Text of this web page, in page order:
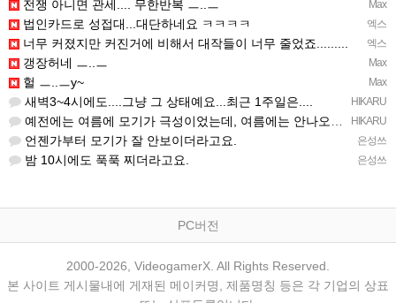
Max
전쟁 아니면 관세.... 무한반복 ㅡ..ㅡ
엑스
법인카드로 성접대...대단하네요 ㅋㅋㅋㅋ
엑스
너무 커졌지만 커진거에 비해서 대작들이 너무 줄었죠.........
Max
갱장허네 ㅡ..ㅡ
Max
헐 ㅡ..ㅡy~
HIKARU
새벽3~4시에도....그냥 그 상태예요...최근 1주일은....
HIKARU
예전에는 여름에 모기가 극성이었는데, 여름에는 안나오는 것 같은.....ㅎ ㅎ)
은성쓰
언젠가부터 모기가 잘 안보이더라고요.
은성쓰
밤 10시에도 푹푹 찌더라고요.
PC버전
2000-2026, VideogamerX. All Rights Reserved.
본 사이트 게시물내에 게재된 메이커명, 제품명칭 등은 각 기업의 상표